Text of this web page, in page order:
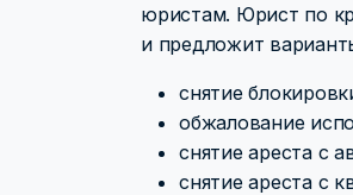
юристам. Юрист по
и предложит
снятие
обжалование
снятие ареста с
снятие ареста с